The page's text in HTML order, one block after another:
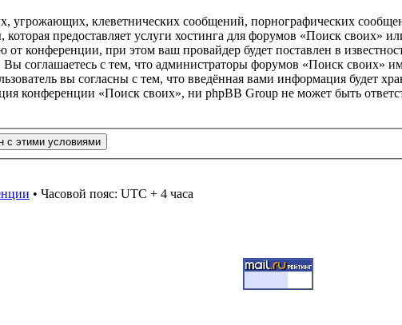
угрожающих, клеветнических сообщений, порнографических
предоставляет услуги хостинга для форумов «Поиск
конференции, при этом ваш провайдер будет поставлен в
соглашаетесь с тем, что администраторы форумов «Поиск своих»
вы согласны с тем, что введённая вами информация будет
конференции «Поиск своих», ни phpBB Group не может быть
• Часовой пояс: UTC + 4 часа